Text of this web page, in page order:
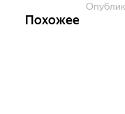
Похожее